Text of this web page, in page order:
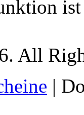
ist
All
|